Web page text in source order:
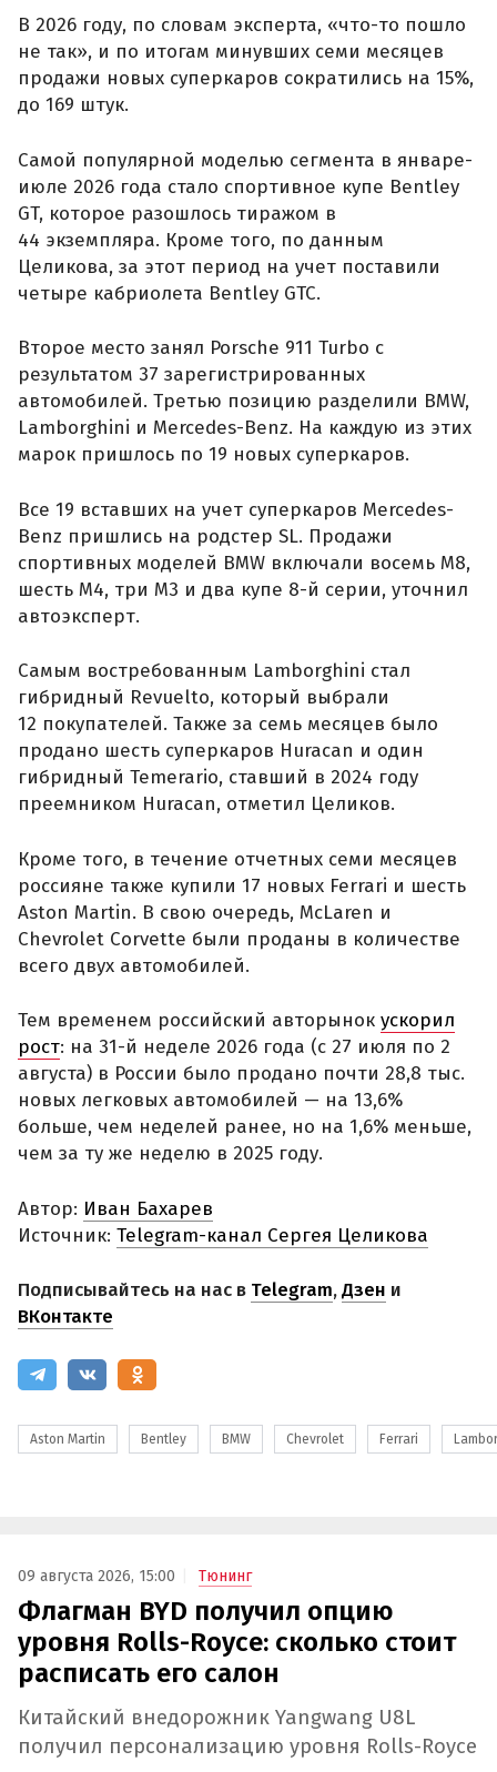
В 2026 году, по словам эксперта, «что-то пошло
не так», и по итогам минувших семи месяцев
продажи новых суперкаров сократились на 15%,
до 169 штук.
Самой популярной моделью сегмента в январе-
июле 2026 года стало спортивное купе Bentley
GT, которое разошлось тиражом в
44 экземпляра. Кроме того, по данным
Целикова, за этот период на учет поставили
четыре кабриолета Bentley GTC.
Второе место занял Porsche 911 Turbo с
результатом 37 зарегистрированных
автомобилей. Третью позицию разделили BMW,
Lamborghini и Mercedes-Benz. На каждую из этих
марок пришлось по 19 новых суперкаров.
Все 19 вставших на учет суперкаров Mercedes-
Benz пришлись на родстер SL. Продажи
спортивных моделей BMW включали восемь M8,
шесть M4, три M3 и два купе 8-й серии, уточнил
автоэксперт.
Самым востребованным Lamborghini стал
гибридный Revuelto, который выбрали
12 покупателей. Также за семь месяцев было
продано шесть суперкаров Huracan и один
гибридный Temerario, ставший в 2024 году
преемником Huracan, отметил Целиков.
Кроме того, в течение отчетных семи месяцев
россияне также купили 17 новых Ferrari и шесть
Aston Martin. В свою очередь, McLaren и
Chevrolet Corvette были проданы в количестве
всего двух автомобилей.
Тем временем российский авторынок ускорил
рост: на 31-й неделе 2026 года (с 27 июля по 2
августа) в России было продано почти 28,8 тыс.
новых легковых автомобилей — на 13,6%
больше, чем неделей ранее, но на 1,6% меньше,
чем за ту же неделю в 2025 году.
Автор: Иван Бахарев
Источник: Telegram-канал Сергея Целикова
Подписывайтесь на нас в Telegram,Дзен и
ВКонтакте
Aston Martin Bentley BMW Chevrolet Ferrari
09 августа 2026, 15:00 Тюнинг
Флагман BYD получил опцию
уровня Rolls-Royce: сколько стоит
расписать его салон
Китайский внедорожник Yangwang U8L
получил персонализацию уровня Rolls-Royce